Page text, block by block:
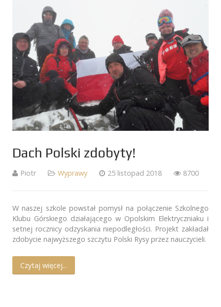
Dach Polski zdobyty!
Piotr Wyprawy 25 listopad 2018 8700
W naszej szkole powstał pomysł na połączenie Szkolnego
Klubu Górskiego działającego w Opolskim Elektryczniaku i
setnej rocznicy odzyskania niepodległości. Projekt zakładał
zdobycie najwyższego szczytu Polski Rysy przez nauczycieli.
Czytaj więcej...